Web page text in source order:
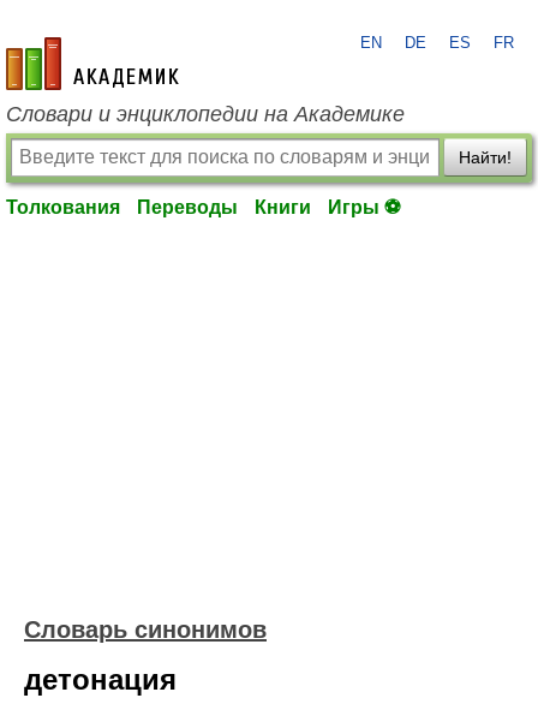
academic.ru
EN DE ES FR
Словари и энциклопедии на Академике
Найти!
Толкования Переводы Книги Игры ⚽
Словарь синонимов
детонация